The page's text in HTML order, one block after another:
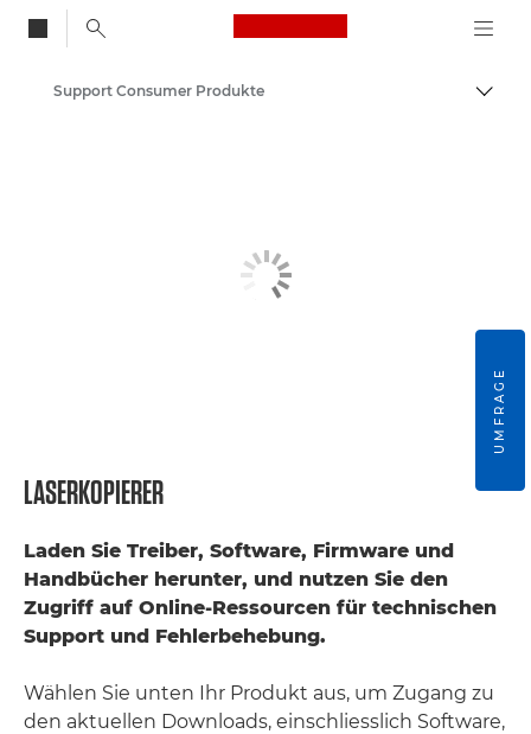
Canon Logo, back
Auf
Support Consumer Produkte
LASERKOPIERER
Laden Sie Treiber, Software, Firmware und
Handbücher herunter, und nutzen Sie den
Zugriff auf Online-Ressourcen für technischen
Support und Fehlerbehebung.
Wählen Sie unten Ihr Produkt aus, um Zugang zu
den aktuellen Downloads, einschliesslich Software,
UMFRAGE